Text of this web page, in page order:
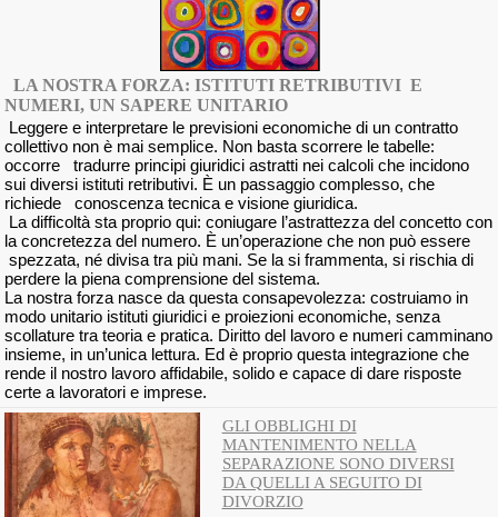
LA NOSTRA FORZA: ISTITUTI RETRIBUTIVI E
NUMERI, UN SAPERE UNITARIO
Leggere e interpretare le previsioni economiche di un contratto
collettivo non è mai semplice. Non basta scorrere le tabelle:
occorre tradurre principi giuridici astratti nei calcoli che incidono
sui diversi istituti retributivi. È un passaggio complesso, che
richiede conoscenza tecnica e visione giuridica.
La difficoltà sta proprio qui: coniugare l’astrattezza del concetto con
la concretezza del numero. È un’operazione che non può essere
spezzata, né divisa tra più mani. Se la si frammenta, si rischia di
perdere la piena comprensione del sistema.
La nostra forza nasce da questa consapevolezza: costruiamo in
modo unitario istituti giuridici e proiezioni economiche, senza
scollature tra teoria e pratica. Diritto del lavoro e numeri camminano
insieme, in un’unica lettura. Ed è proprio questa integrazione che
rende il nostro lavoro affidabile, solido e capace di dare risposte
certe a lavoratori e imprese.
GLI OBBLIGHI DI
MANTENIMENTO NELLA
SEPARAZIONE SONO DIVERSI
DA QUELLI A SEGUITO DI
DIVORZIO